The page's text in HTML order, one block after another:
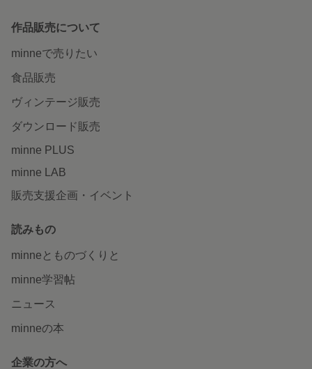
作品販売について
minneで売りたい
食品販売
ヴィンテージ販売
ダウンロード販売
minne PLUS
minne LAB
販売支援企画・イベント
読みもの
minneとものづくりと
minne学習帖
ニュース
minneの本
企業の方へ